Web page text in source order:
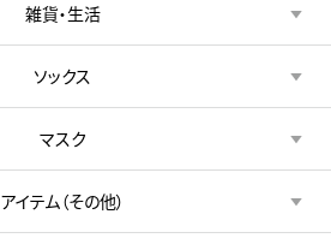
雑貨・生活
ソックス
マスク
アイテム（その他）